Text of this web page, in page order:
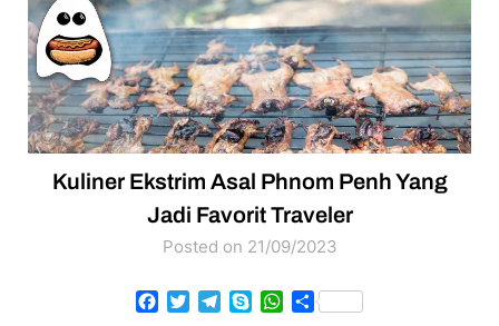
Kuliner Ekstrim Asal Phnom Penh Yang
Jadi Favorit Traveler
Posted on 21/09/2023
Facebook
TwitterTelegram
SkypeWhatsApp
Share